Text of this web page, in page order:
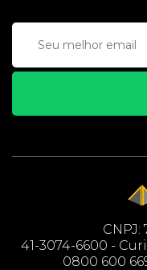
CNPJ:
41-3074-6600 -
0800 600